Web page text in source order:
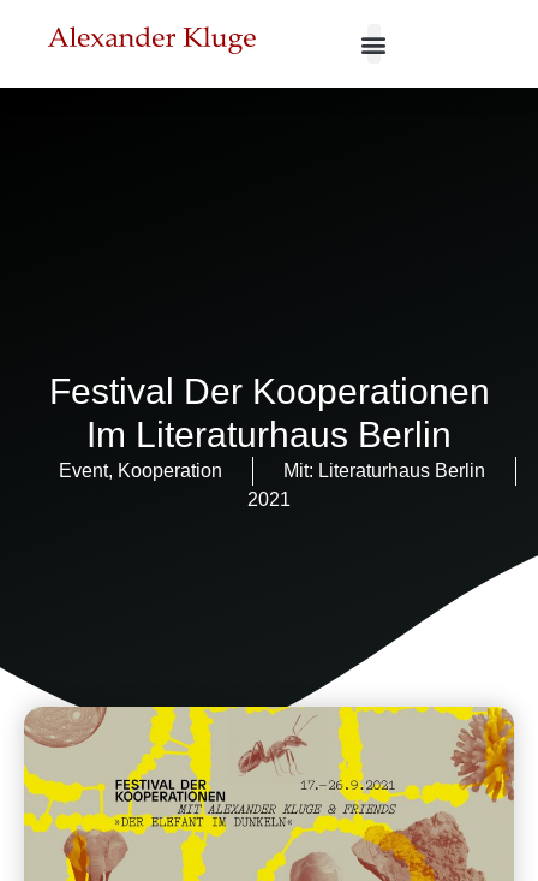
Festival Der Kooperationen
Im Literaturhaus Berlin
Event, Kooperation Mit: Literaturhaus Berlin
2021